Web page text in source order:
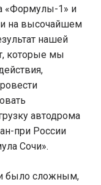
«Формулы-1» и
на высочайшем
нашей
которые мы
автодрома
при России
Сочи».
было сложным,